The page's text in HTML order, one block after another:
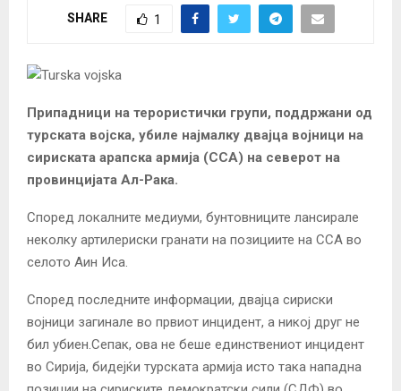
SHARE 1
Припадници на терористички групи, поддржани од
турската војска, убиле најмалку двајца војници на
сириската арапска армија (ССА) на северот на
провинцијата Ал-Рака.
Според локалните медиуми, бунтовниците лансирале
неколку артилериски гранати на позициите на ССА во
селото Аин Иса.
Според последните информации, двајца сириски
војници загинале во првиот инцидент, а никој друг не
бил убиен. Сепак, ова не беше единствениот инцидент
во Сирија, бидејќи турската армија исто така нападна